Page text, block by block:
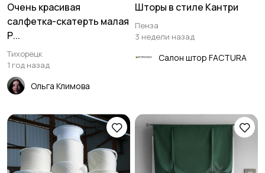
Очень красивая
салфетка-скатерть малая
Р...
Тихорецк
1 год назад
Ольга Климова
Шторы в стиле Кантри
Пенза
3 недели назад
Салон штор FACTURA